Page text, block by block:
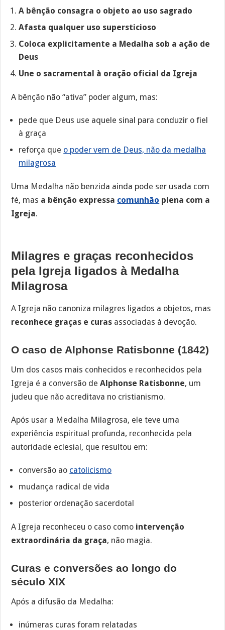
A bênção consagra o objeto ao uso sagrado
Afasta qualquer uso supersticioso
Coloca explicitamente a Medalha sob a ação de
Deus
Une o sacramental à oração oficial da Igreja
A bênção não “ativa” poder algum, mas:
pede que Deus use aquele sinal para conduzir o fiel
à graça
reforça que o poder vem de Deus, não da medalha
milagrosa
Uma Medalha não benzida ainda pode ser usada com
fé, mas a bênção expressa comunhão plena com a
Igreja.
Milagres e graças reconhecidos
pela Igreja ligados à Medalha
Milagrosa
A Igreja não canoniza milagres ligados a objetos, mas
reconhece graças e curas associadas à devoção.
O caso de Alphonse Ratisbonne (1842)
Um dos casos mais conhecidos e reconhecidos pela
Igreja é a conversão deAlphonse Ratisbonne, um
judeu que não acreditava no cristianismo.
Após usar a Medalha Milagrosa, ele teve uma
experiência espiritual profunda, reconhecida pela
autoridade eclesial, que resultou em:
conversão ao catolicismo
mudança radical de vida
posterior ordenação sacerdotal
A Igreja reconheceu o caso como intervenção
extraordinária da graça, não magia.
Curas e conversões ao longo do
século XIX
Após a difusão da Medalha:
inúmeras curas foram relatadas